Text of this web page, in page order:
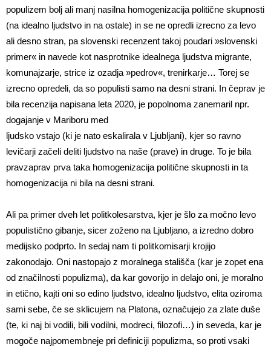
populizem bolj ali manj nasilna homogenizacija politične skupnosti
(na idealno ljudstvo in na ostale) in se ne opredli izrecno za levo
ali desno stran, pa slovenski recenzent takoj poudari »slovenski
primer« in navede kot nasprotnike idealnega ljudstva migrante,
komunajzarje, strice iz ozadja »pedrov«, trenirkarje… Torej se
izrecno opredeli, da so populisti samo na desni strani. In čeprav je
bila recenzija napisana leta 2020, je popolnoma zanemaril npr.
dogajanje v Mariboru med
ljudsko vstajo (ki je nato eskalirala v Ljubljani), kjer so ravno
levičarji začeli deliti ljudstvo na naše (prave) in druge. To je bila
pravzaprav prva taka homogenizacija politične skupnosti in ta
homogenizacija ni bila na desni strani.
Ali pa primer dveh let politkolesarstva, kjer je šlo za močno levo
populistično gibanje, sicer zoženo na Ljubljano, a izredno dobro
medijsko podprto. In sedaj nam ti politkomisarji krojijo
zakonodajo. Oni nastopajo z moralnega stališča (kar je zopet ena
od značilnosti populizma), da kar govorijo in delajo oni, je moralno
in etično, kajti oni so edino ljudstvo, idealno ljudstvo, elita oziroma
sami sebe, če se sklicujem na Platona, označujejo za zlate duše
(te, ki naj bi vodili, bili vodilni, modreci, filozofi…) in seveda, kar je
mogoče najpomembneje pri definiciji populizma, so proti vsaki